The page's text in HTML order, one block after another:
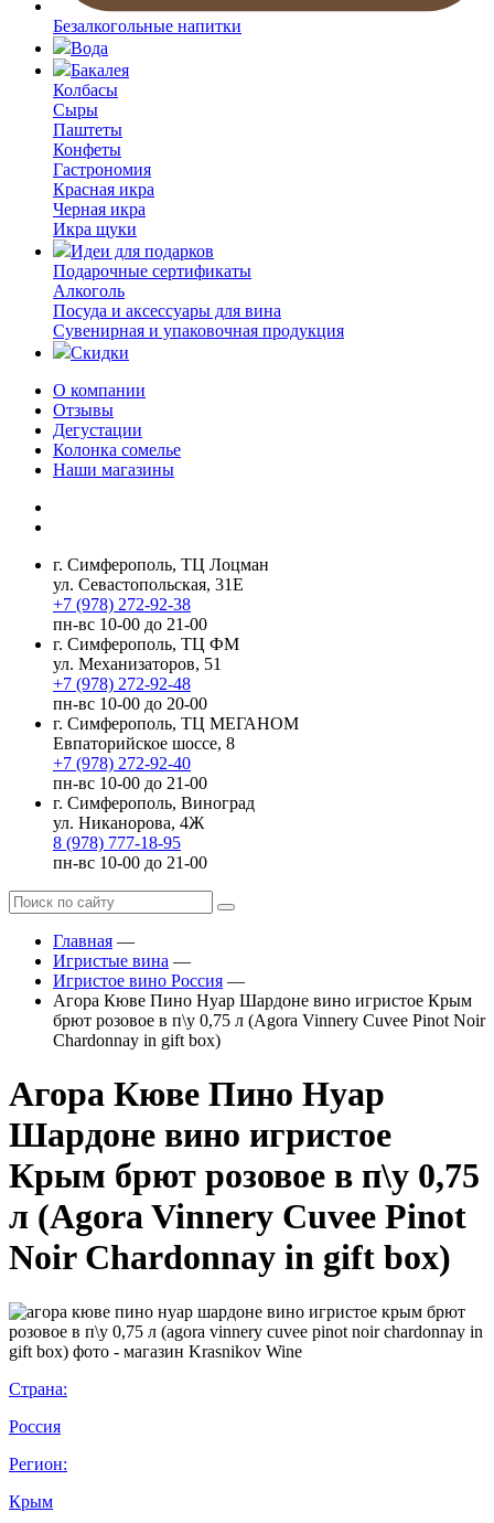
Безалкогольные напитки
Вода
Бакалея
Колбасы
Сыры
Паштеты
Конфеты
Гастрономия
Красная икра
Черная икра
Икра щуки
Идеи для подарков
Подарочные сертификаты
Алкоголь
Посуда и аксессуары для вина
Сувенирная и упаковочная продукция
Скидки
О компании
Отзывы
Дегустации
Колонка сомелье
Наши магазины
г. Симферополь, ТЦ Лоцман
ул. Севастопольская, 31Е
+7 (978) 272-92-38
пн-вс 10-00 до 21-00
г. Симферополь, ТЦ ФМ
ул. Механизаторов, 51
+7 (978) 272-92-48
пн-вс 10-00 до 20-00
г. Симферополь, ТЦ МЕГАНОМ
Евпаторийское шоссе, 8
+7 (978) 272-92-40
пн-вс 10-00 до 21-00
г. Симферополь, Виноград
ул. Никанорова, 4Ж
8 (978) 777-18-95
пн-вс 10-00 до 21-00
Главная —
Игристые вина —
Игристое вино Россия —
Агора Кюве Пино Нуар Шардоне вино игристое Крым
брют розовое в п\у 0,75 л (Agora Vinnery Cuvee Pinot Noir
Chardonnay in gift box)
Агора Кюве Пино Нуар
Шардоне вино игристое
Крым брют розовое в п\у 0,75
л (Agora Vinnery Cuvee Pinot
Noir Chardonnay in gift box)
Страна:
Россия
Регион:
Крым